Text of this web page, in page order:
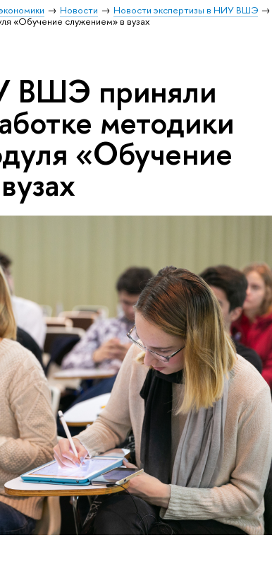
Новости Новости экспертизы в НИУ ВШЭ
«Обучение служением» в вузах
ВШЭ приняли
методики
«Обучение